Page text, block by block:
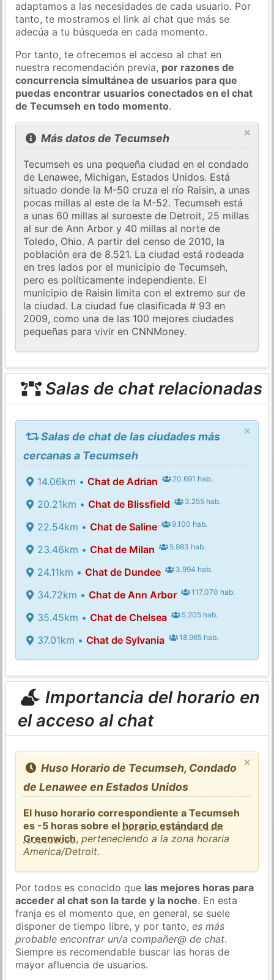
adaptamos a las necesidades de cada usuario. Por
tanto, te mostramos el link al chat que más se
adecúa a tu búsqueda en cada momento.
Por tanto, te ofrecemos el acceso al chat en
nuestra recomendación previa, por razones de
concurrencia simultánea de usuarios para que
puedas encontrar usuarios conectados en el chat
de Tecumseh en todo momento.
×
Más datos de Tecumseh
Tecumseh es una pequeña ciudad en el condado
de Lenawee, Michigan, Estados Unidos. Está
situado donde la M-50 cruza el río Raisin, a unas
pocas millas al este de la M-52. Tecumseh está
a unas 60 millas al suroeste de Detroit, 25 millas
al sur de Ann Arbor y 40 millas al norte de
Toledo, Ohio. A partir del censo de 2010, la
población era de 8.521. La ciudad está rodeada
en tres lados por el municipio de Tecumseh,
pero es políticamente independiente. El
municipio de Raisin limita con el extremo sur de
la ciudad. La ciudad fue clasificada # 93 en
2009, como una de las 100 mejores ciudades
pequeñas para vivir en CNNMoney.
Salas de chat relacionadas
×
Salas de chat de las ciudades más
cercanas a Tecumseh
14.06km • Chat de Adrian 20.691 hab.
20.21km • Chat de Blissfield 3.255 hab.
22.54km • Chat de Saline 9.100 hab.
23.46km • Chat de Milan 5.983 hab.
24.11km • Chat de Dundee 3.994 hab.
34.72km • Chat de Ann Arbor 117.070 hab.
35.45km • Chat de Chelsea 5.205 hab.
37.01km • Chat de Sylvania 18.965 hab.
Importancia del horario en
el acceso al chat
×
Huso Horario de Tecumseh, Condado
de Lenawee en Estados Unidos
El huso horario correspondiente a Tecumseh
es -5 horas sobre el horario estándard de
Greenwich,perteneciendo a la zona horaria
America/Detroit.
Por todos es conocido que las mejores horas para
acceder al chat son la tarde y la noche. En esta
franja es el momento que, en general, se suele
disponer de tiempo libre, y por tanto,es más
probable encontrar un/a compañer@ de chat.
Siempre es recomendable buscar las horas de
mayor afluencia de usuarios.